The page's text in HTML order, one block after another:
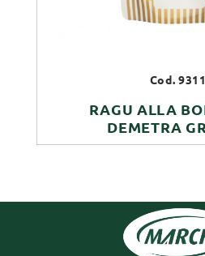
Cod.
RAGU ALLA
DEMETRA